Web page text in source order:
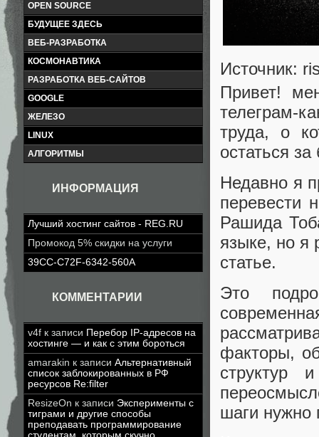
OPEN SOURCE
БУДУЩЕЕ ЗДЕСЬ
ВЕБ-РАЗРАБОТКА
КОСМОНАВТИКА
РАЗРАБОТКА ВЕБ-САЙТОВ
GOOGLE
ЖЕЛЕЗО
LINUX
АЛГОРИТМЫ
ИНФОРМАЦИЯ
Лучший хостинг сайтов - REG.RU
Промокод 5% скидки на услуги
39CC-C72F-6342-560A
КОММЕНТАРИИ
v4f к записи Перебор IP-адресов на
хостинге — и как с этим бороться
amarakin к записи Альтернативный
список заблокированных в РФ
ресурсов Re:filter
ResizeOn к записи Эксперименты с
тиграми и другие способы
преподавать программирование
Источник:
Привет!
телеграм-
труда, о
остаться
Недавно я
перевести
Рашида
языке, но я
статье.
Это
факторы,
структур
шаги нужно